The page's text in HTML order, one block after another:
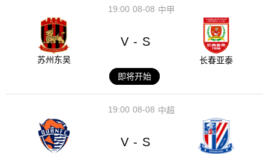
08-08
19:00 中甲
苏州东吴
V - S
长春亚泰
即将开始
08-08
19:00 中超
V - S